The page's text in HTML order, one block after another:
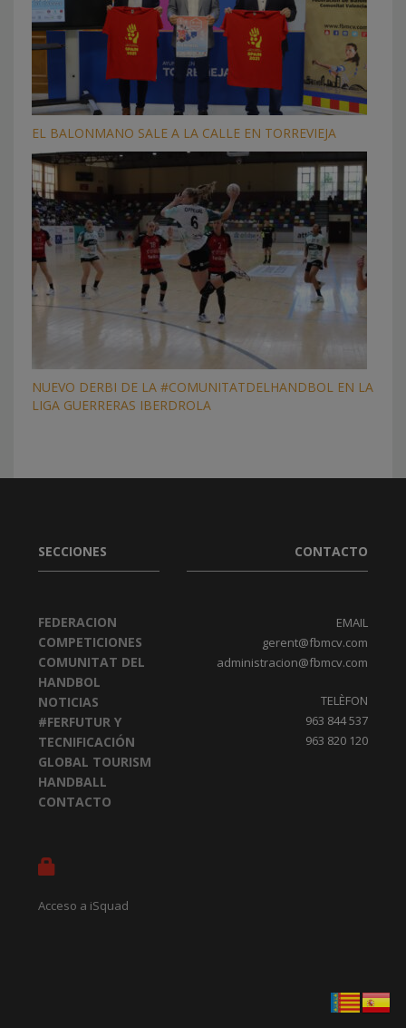
EL BALONMANO SALE A LA CALLE EN TORREVIEJA
NUEVO DERBI DE LA #COMUNITATDELHANDBOL EN LA
LIGA GUERRERAS IBERDROLA
SECCIONES
FEDERACION
COMPETICIONES
COMUNITAT DEL
HANDBOL
NOTICIAS
#FERFUTUR Y
TECNIFICACIÓN
GLOBAL TOURISM
HANDBALL
CONTACTO
Acceso a iSquad
CONTACTO
EMAIL
gerent@fbmcv.com
administracion@fbmcv.com
TELÈFON
963 844 537
963 820 120